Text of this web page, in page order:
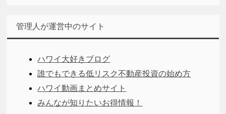
管理人が運営中のサイト
ハワイ大好きブログ
誰でもできる低リスク不動産投資の始め方
ハワイ動画まとめサイト
みんなが知りたいお得情報！